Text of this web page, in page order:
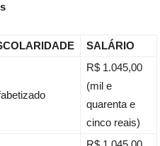
SALÁRIO
R$ 1.045,00
(mil e
quarenta e
cinco reais)